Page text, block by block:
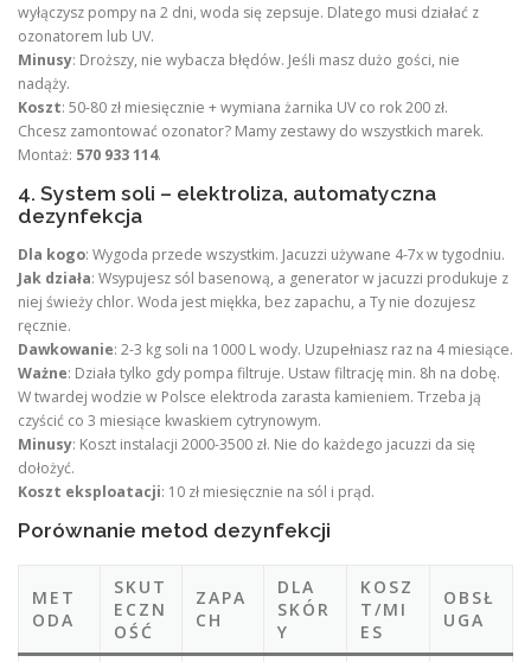
wyłączysz pompy na 2 dni, woda się zepsuje. Dlatego musi działać z
ozonatorem lub UV.
Minusy: Droższy, nie wybacza błędów. Jeśli masz dużo gości, nie
nadąży.
Koszt: 50-80 zł miesięcznie + wymiana żarnika UV co rok 200 zł.
Chcesz zamontować ozonator? Mamy zestawy do wszystkich marek.
Montaż: 570 933 114.
4. System soli – elektroliza, automatyczna
dezynfekcja
Dla kogo: Wygoda przede wszystkim. Jacuzzi używane 4-7x w tygodniu.
Jak działa: Wsypujesz sól basenową, a generator w jacuzzi produkuje z
niej świeży chlor. Woda jest miękka, bez zapachu, a Ty nie dozujesz
ręcznie.
Dawkowanie: 2-3 kg soli na 1000 L wody. Uzupełniasz raz na 4 miesiące.
Ważne: Działa tylko gdy pompa filtruje. Ustaw filtrację min. 8h na dobę.
W twardej wodzie w Polsce elektroda zarasta kamieniem. Trzeba ją
czyścić co 3 miesiące kwaskiem cytrynowym.
Minusy: Koszt instalacji 2000-3500 zł. Nie do każdego jacuzzi da się
dołożyć.
Koszt eksploatacji: 10 zł miesięcznie na sól i prąd.
Porównanie metod dezynfekcji
MET
ODA
SKUT
ECZN
OŚĆ
ZAPA
CH
DLA
SKÓR
Y
KOSZ
T/MI
ES
OBSŁ
UGA